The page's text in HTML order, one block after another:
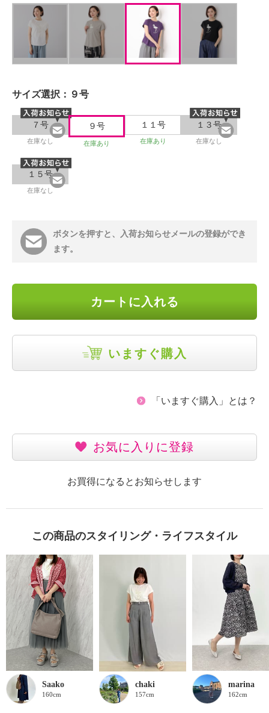
サイズ選択： ９号
７号
在庫なし
９号
在庫あり
１１号
在庫あり
１３号
在庫なし
１５号
在庫なし
ボタンを押すと、入荷お知らせメールの登録ができ
ます。
カートに入れる
いますぐ購入
「いますぐ購入」とは？
お気に入りに登録
お買得になるとお知らせします
この商品のスタイリング・ライフスタイル
Saako
160cm
chaki
157cm
marina
162cm